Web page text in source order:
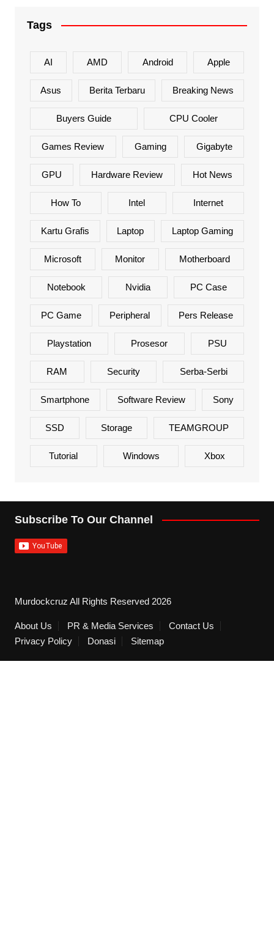
Tags
AI AMD Android Apple
Asus Berita Terbaru Breaking News
Buyers Guide CPU Cooler
Games Review Gaming Gigabyte
GPU Hardware Review Hot News
How To Intel Internet
Kartu Grafis Laptop Laptop Gaming
Microsoft Monitor Motherboard
Notebook Nvidia PC Case
PC Game Peripheral Pers Release
Playstation Prosesor PSU
RAM Security Serba-Serbi
Smartphone Software Review Sony
SSD Storage TEAMGROUP
Tutorial Windows Xbox
Subscribe To Our Channel
Murdockcruz All Rights Reserved 2026
About Us PR & Media Services
Contact Us
Privacy Policy
Donasi Sitemap